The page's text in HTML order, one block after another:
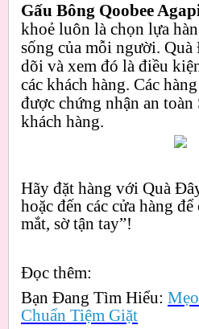
Gấu Bông Qoobee
khoẻ luôn là chọn lựa
sống của mỗi người.
dõi và xem đó là điều
các khách hàng. Các
được chứng nhận an toàn
khách hàng.
Hãy đặt hàng với Quà
hoặc đến các cửa hàng
mắt, sờ tận tay”!
Đọc thêm:
Bạn Đang Tìm Hiểu:
Chuẩn Tiệm Giặt